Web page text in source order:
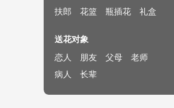
扶郎
花篮 瓶插花 礼盒
送花对象
恋人
朋友 父母
老师
病人
长辈